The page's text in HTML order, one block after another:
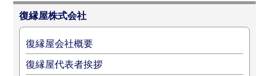
復縁屋株式会社
復縁屋会社概要
復縁屋代表者挨拶